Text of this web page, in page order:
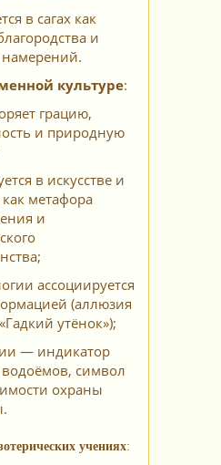
в сагах как
и
культуре:
грацию,
и природную
в искусстве и
метафора
и
ассоциируется
(аллюзия
утёнок»);
— индикатор
символ
охраны
учениях: